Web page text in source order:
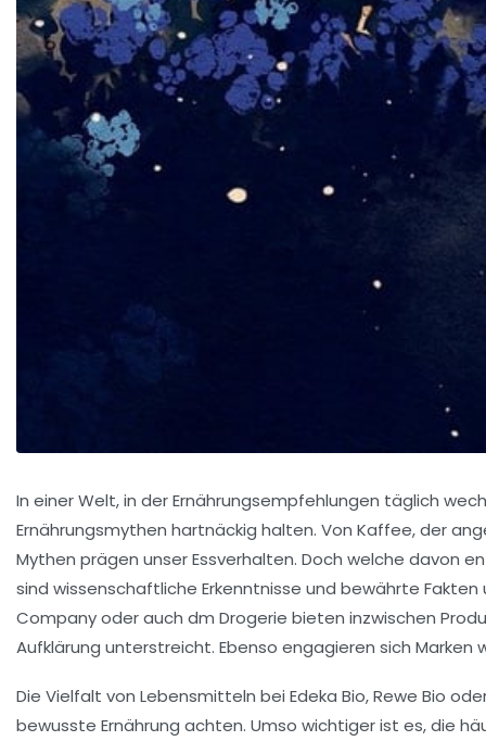
In einer Welt, in der Ernährungsempfehlungen täglich
Ernährungsmythen hartnäckig halten. Von Kaffee, der
Mythen prägen unser Essverhalten. Doch welche davon
sind wissenschaftliche Erkenntnisse und bewährte
Company oder auch dm Drogerie bieten inzwischen
Aufklärung unterstreicht. Ebenso engagieren sich
Die Vielfalt von Lebensmitteln bei Edeka Bio, Rewe Bio
bewusste Ernährung achten. Umso wichtiger ist es, die